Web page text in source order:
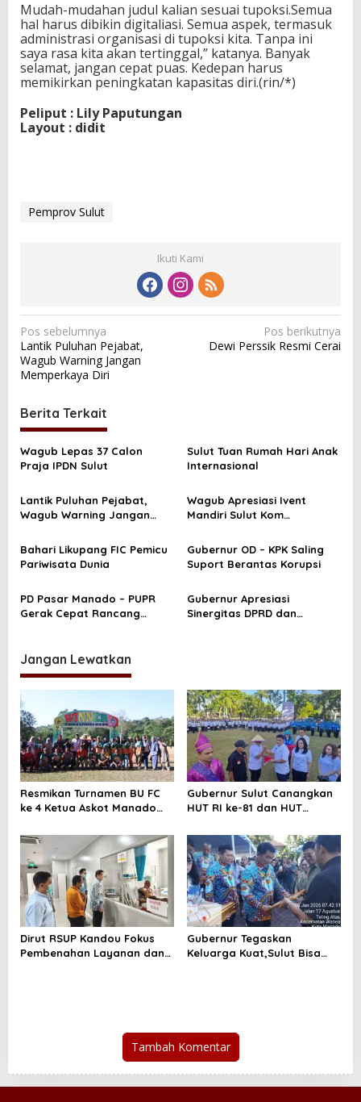
Mudah-mudahan judul kalian sesuai tupoksi.Semua
hal harus dibikin digitaliasi. Semua aspek, termasuk
administrasi organisasi di tupoksi kita. Tanpa ini
saya rasa kita akan tertinggal,” katanya. Banyak
selamat, jangan cepat puas. Kedepan harus
memikirkan peningkatan kapasitas diri.(rin/*)
Peliput : Lily Paputungan
Layout : didit
Pemprov Sulut
Ikuti Kami
N
a
v
g
a
s
p
s
Pos sebelumnya
Lantik Puluhan Pejabat,
Wagub Warning Jangan
Memperkaya Diri
Pos berikutnya
Dewi Perssik Resmi Cerai
Berita Terkait
Wagub Lepas 37 Calon
Praja IPDN Sulut
Sulut Tuan Rumah Hari Anak
Internasional
Lantik Puluhan Pejabat,
Wagub Warning Jangan
Wagub Apresiasi Ivent
Mandiri Sulut Kom
Bahari Likupang FIC Pemicu
Pariwisata Dunia
Gubernur OD – KPK Saling
Suport Berantas Korupsi
PD Pasar Manado – PUPR
Gerak Cepat Rancang
Gubernur Apresiasi
Sinergitas DPRD dan
Jangan Lewatkan
Resmikan Turnamen BU FC
ke 4 Ketua Askot Manado
Profesional
Gubernur Sulut Canangkan
HUT RI ke-81 dan HUT
Melaju
Dirut RSUP Kandou Fokus
Pembenahan Layanan dan
Gubernur Tegaskan
Keluarga Kuat,Sulut Bisa
Tambah Komentar